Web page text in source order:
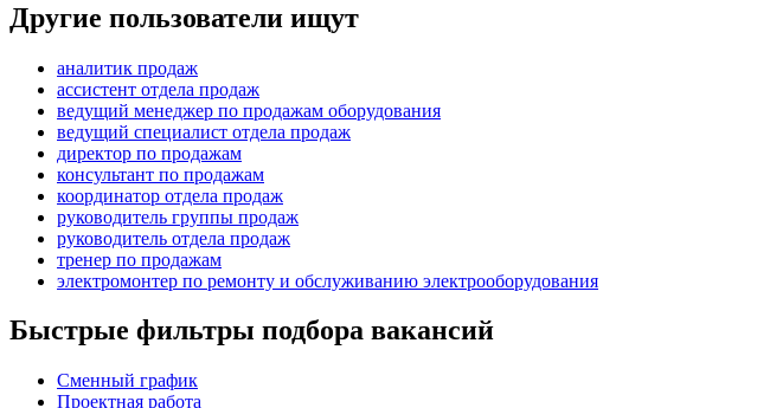
Другие пользователи ищут
аналитик продаж
ассистент отдела продаж
ведущий менеджер по продажам оборудования
ведущий специалист отдела продаж
директор по продажам
консультант по продажам
координатор отдела продаж
руководитель группы продаж
руководитель отдела продаж
тренер по продажам
электромонтер по ремонту и обслуживанию электрооборудования
Быстрые фильтры подбора вакансий
Сменный график
Проектная работа